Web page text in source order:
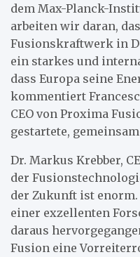
dem Max-Planck-
arbeiten wir daran,
Fusionskraftwerk in
ein starkes und
dass Europa seine
kommentiert
CEO von Proxima
gestartete,
Dr. Markus Krebber,
der
der Zukunft ist
einer exzellenten
daraus
Fusion eine